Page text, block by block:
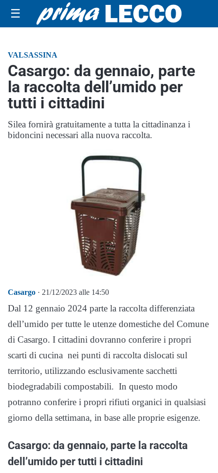
☰
VALSASSINA
Casargo: da gennaio, parte
la raccolta dell’umido per
tutti i cittadini
Silea fornirà gratuitamente a tutta la cittadinanza i
bidoncini necessari alla nuova raccolta.
Casargo · 21/12/2023 alle 14:50
Dal 12 gennaio 2024 parte la raccolta differenziata
dell’umido per tutte le utenze domestiche del Comune
di Casargo. I cittadini dovranno conferire i propri
scarti di cucina nei punti di raccolta dislocati sul
territorio, utilizzando esclusivamente sacchetti
biodegradabili compostabili. In questo modo
potranno conferire i propri rifiuti organici in qualsiasi
giorno della settimana, in base alle proprie esigenze.
Casargo: da gennaio, parte la raccolta
dell’umido per tutti i cittadini